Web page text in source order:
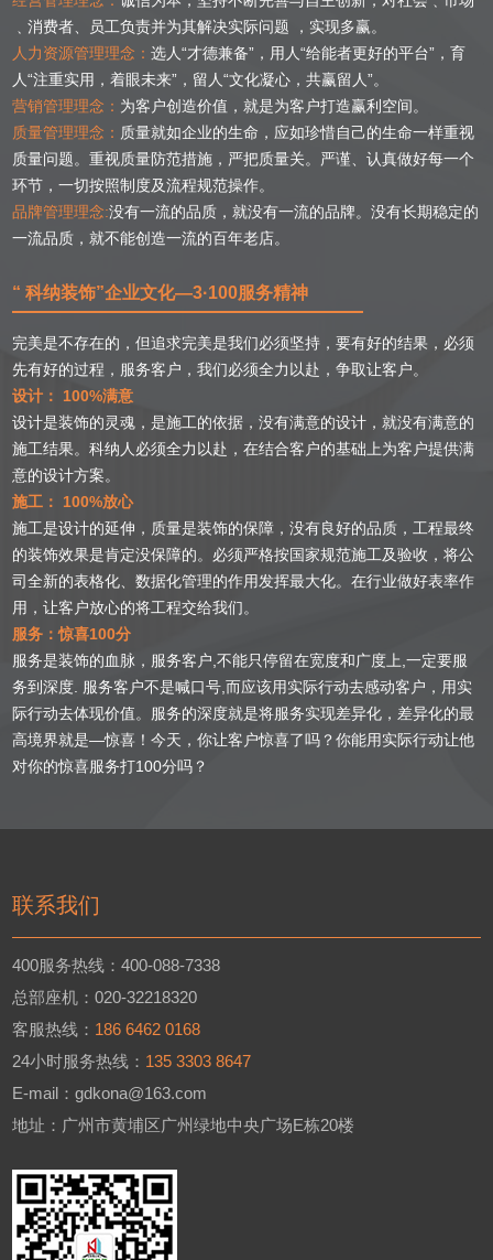
﹑消费者、员工负责并为其解决实际问题 ，实现多赢。
人力资源管理理念：选人“才德兼备”，用人“给能者更好的平台”，育
人“注重实用，着眼未来”，留人“文化凝心，共赢留人”。
营销管理理念： 为客户创造价值，就是为客户打造赢利空间。
质量管理理念： 质量就如企业的生命，应如珍惜自己的生命一样重视
质量问题。重视质量防范措施，严把质量关。严谨、认真做好每一个
环节，一切按照制度及流程规范操作。
品牌管理理念:没有一流的品质，就没有一流的品牌。没有长期稳定的
一流品质，就不能创造一流的百年老店。
“ 科纳装饰”企业文化—3·100服务精神
完美是不存在的，但追求完美是我们必须坚持，要有好的结果，必须
先有好的过程，服务客户，我们必须全力以赴，争取让客户。
设计： 100%满意
设计是装饰的灵魂，是施工的依据，没有满意的设计，就没有满意的
施工结果。科纳人必须全力以赴，在结合客户的基础上为客户提供满
意的设计方案。
施工： 100%放心
施工是设计的延伸，质量是装饰的保障，没有良好的品质，工程最终
的装饰效果是肯定没保障的。必须严格按国家规范施工及验收，将公
司全新的表格化、数据化管理的作用发挥最大化。在行业做好表率作
用，让客户放心的将工程交给我们。
服务：惊喜100分
服务是装饰的血脉，服务客户,不能只停留在宽度和广度上,一定要服
务到深度. 服务客户不是喊口号,而应该用实际行动去感动客户，用实
际行动去体现价值。服务的深度就是将服务实现差异化，差异化的最
高境界就是—惊喜！今天，你让客户惊喜了吗？你能用实际行动让他
对你的惊喜服务打100分吗？
联系我们
400服务热线：400-088-7338
总部座机：020-32218320
客服热线： 186 6462 0168
24小时服务热线： 135 3303 8647
E-mail：gdkona@163.com
地址：广州市黄埔区广州绿地中央广场E栋20楼